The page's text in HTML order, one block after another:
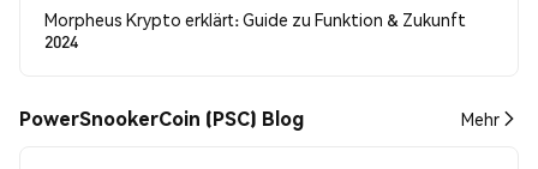
Morpheus Krypto erklärt: Guide zu Funktion & Zukunft
2024
PowerSnookerCoin (PSC) Blog Mehr